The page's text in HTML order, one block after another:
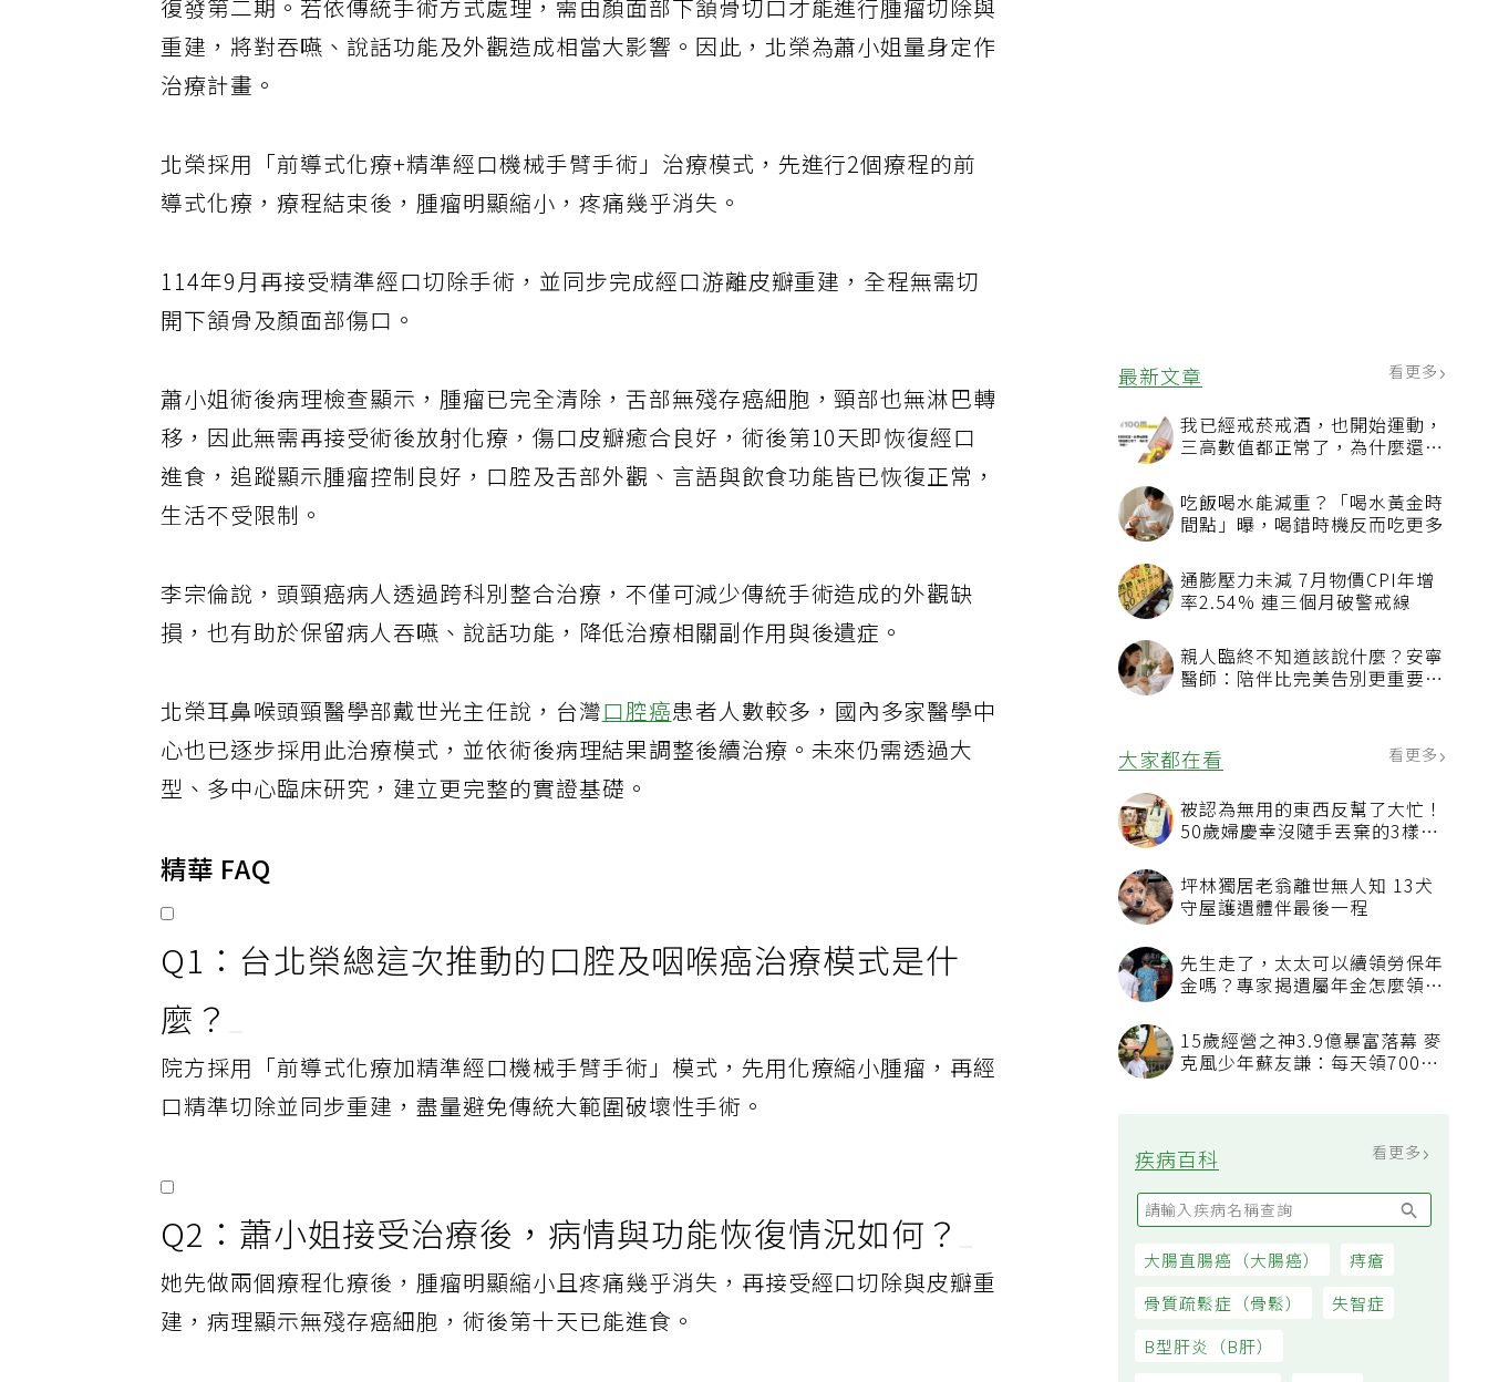
最新文章 看更多
我已經戒菸戒酒，也開始運動，
三高數值都正常了，為什麼還不
吃飯喝水能減重？「喝水黃金時
間點」曝，喝錯時機反而吃更多
通膨壓力未減 7月物價CPI年增
率2.54% 連三個月破警戒線
親人臨終不知道該說什麼？安寧
醫師：陪伴比完美告別更重要，
大家都在看
被認為無用的東西反幫了大忙！
50歲婦慶幸沒隨手丟棄的3樣物
坪林獨居老翁離世無人知 13犬
守屋護遺體伴最後一程
先生走了，太太可以續領勞保年
15歲經營之神3.9億暴富落幕 麥
克風少年蘇友謙：每天領700元
疾病百科
復發第二期。若依傳統手術方式處理，需由顏面部下頷骨切口才能進行腫瘤切除與
重建，將對吞嚥、說話功能及外觀造成相當大影響。因此，北榮為蕭小姐量身定作
治療計畫。
北榮採用「前導式化療+精準經口機械手臂手術」治療模式，先進行2個療程的前
導式化療，療程結束後，腫瘤明顯縮小，疼痛幾乎消失。
114年9月再接受精準經口切除手術，並同步完成經口游離皮瓣重建，全程無需切
開下頷骨及顏面部傷口。
蕭小姐術後病理檢查顯示，腫瘤已完全清除，舌部無殘存癌細胞，頸部也無淋巴轉
移，因此無需再接受術後放射化療，傷口皮瓣癒合良好，術後第10天即恢復經口
進食，追蹤顯示腫瘤控制良好，口腔及舌部外觀、言語與飲食功能皆已恢復正常，
生活不受限制。
李宗倫說，頭頸癌病人透過跨科別整合治療，不僅可減少傳統手術造成的外觀缺
損，也有助於保留病人吞嚥、說話功能，降低治療相關副作用與後遺症。
北榮耳鼻喉頭頸醫學部戴世光主任說，台灣口腔癌患者人數較多，國內多家醫學中
心也已逐步採用此治療模式，並依術後病理結果調整後續治療。未來仍需透過大
型、多中心臨床研究，建立更完整的實證基礎。
精華 FAQ
Q1：台北榮總這次推動的口腔及咽喉癌治療模式是什
麼？
院方採用「前導式化療加精準經口機械手臂手術」模式，先用化療縮小腫瘤，再經
口精準切除並同步重建，盡量避免傳統大範圍破壞性手術。
Q2：蕭小姐接受治療後，病情與功能恢復情況如何？
她先做兩個療程化療後，腫瘤明顯縮小且疼痛幾乎消失，再接受經口切除與皮瓣重
建，病理顯示無殘存癌細胞，術後第十天已能進食。